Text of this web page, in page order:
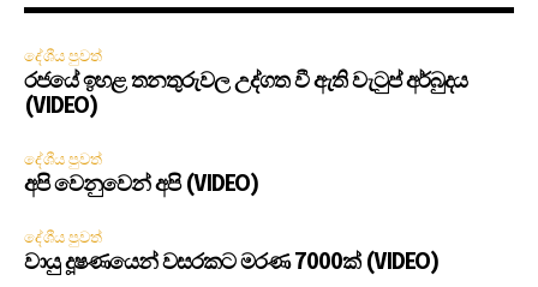
දේශීය පුවත්
රජයේ ඉහළ තනතුරුවල උද්ගත වී ඇති වැටුප් අර්බුදය
(VIDEO)
දේශීය පුවත්
අපි වෙනුවෙන් අපි (VIDEO)
දේශීය පුවත්
වායු දූෂණයෙන් වසරකට මරණ 7000ක් (VIDEO)